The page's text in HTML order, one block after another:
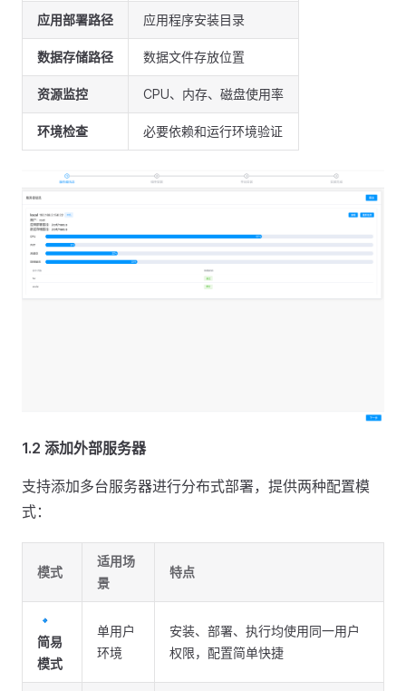
应用部署路径 应用程序安装目录
数据存储路径 数据文件存放位置
资源监控 CPU、内存、磁盘使用率
环境检查 必要依赖和运行环境验证
1.2 添加外部服务器
支持添加多台服务器进行分布式部署，提供两种配置模
式：
模式
适用场
景
特点
🔹
简易
模式
单用户
环境
安装、部署、执行均使用同一用户
权限，配置简单快捷